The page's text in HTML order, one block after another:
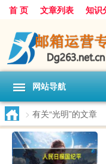
首 页 文章列表 知识
网站导航
> 有关“光明”的文章